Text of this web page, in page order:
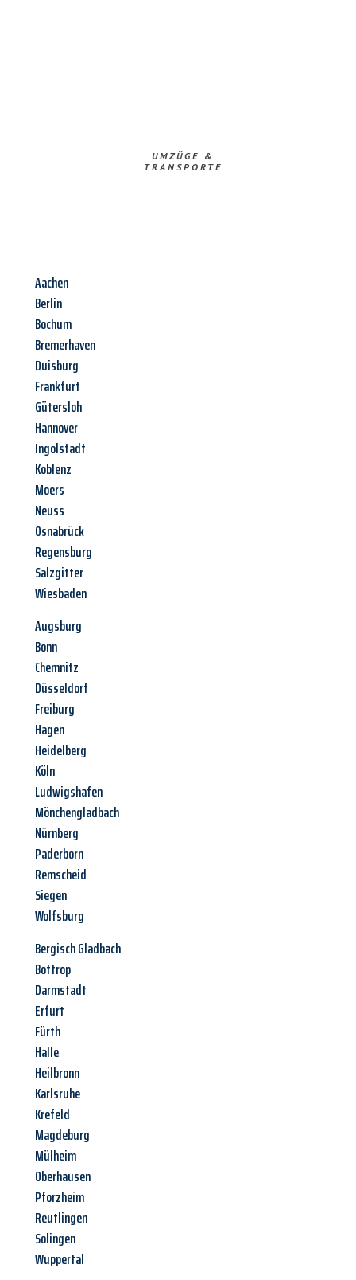
UMZÜGE &
TRANSPORTE
Aachen
Berlin
Bochum
Bremerhaven
Duisburg
Frankfurt
Gütersloh
Hannover
Ingolstadt
Koblenz
Moers
Neuss
Osnabrück
Regensburg
Salzgitter
Wiesbaden
Augsburg
Bonn
Chemnitz
Düsseldorf
Freiburg
Hagen
Heidelberg
Köln
Ludwigshafen
Mönchengladbach
Nürnberg
Paderborn
Remscheid
Siegen
Wolfsburg
Bergisch Gladbach
Bottrop
Darmstadt
Erfurt
Fürth
Halle
Heilbronn
Karlsruhe
Krefeld
Magdeburg
Mülheim
Oberhausen
Pforzheim
Reutlingen
Solingen
Wuppertal